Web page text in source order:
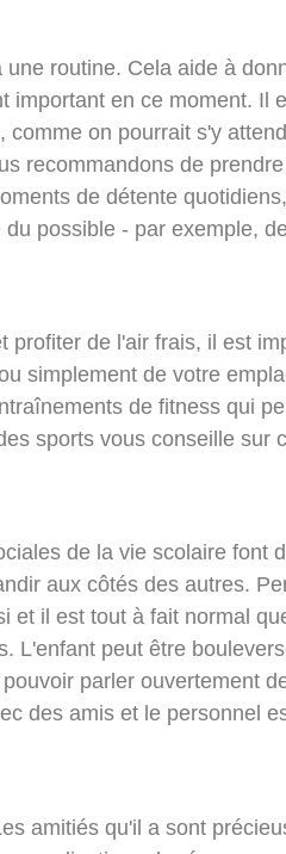
routine. Cela aide à
important en ce moment. Il
on pourrait s'y
recommandons de
de détente
possible - par exemple,
de l'air frais, il est
simplement de votre
de fitness qui
sports vous conseille sur
de la vie scolaire font
aux côtés des autres.
et il est tout à fait normal
L'enfant peut être
parler ouvertement
des amis et le personnel
amitiés qu'il a sont